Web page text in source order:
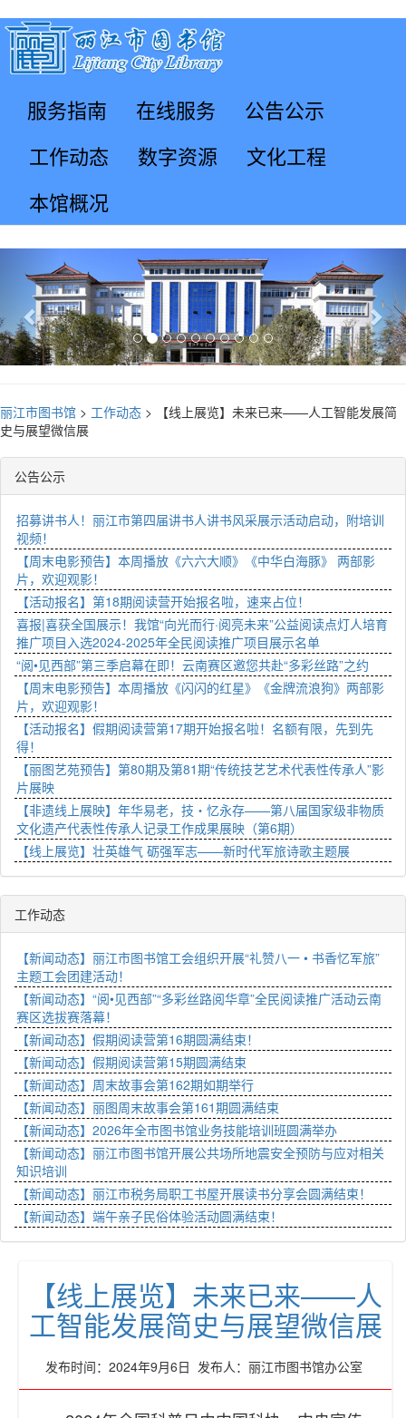
服务指南 在线服务
公告公示
工作动态
数字资源
文化工程
本馆概况
Previous
丽江市图书馆 > 工作动态 >
【线上展览】未来已来——人工智能发展简
史与展望微信展
公告公示
招募讲书人！丽江市第四届讲书人讲书风采展示活动启动，附培训
视频！
【周末电影预告】本周播放《六六大顺》《中华白海豚》 两部影
片，欢迎观影！
【活动报名】第18期阅读营开始报名啦，速来占位！
喜报|喜获全国展示！我馆“向光而行·阅亮未来”公益阅读点灯人培育
推广项目入选2024-2025年全民阅读推广项目展示名单
“阅•见西部”第三季启幕在即！云南赛区邀您共赴“多彩丝路”之约
【周末电影预告】本周播放《闪闪的红星》《金牌流浪狗》两部影
片，欢迎观影！
【活动报名】假期阅读营第17期开始报名啦！名额有限，先到先
得！
【丽图艺苑预告】第80期及第81期“传统技艺艺术代表性传承人”影
片展映
【非遗线上展映】年华易老，技・忆永存——第八届国家级非物质
文化遗产代表性传承人记录工作成果展映（第6期）
【线上展览】壮英雄气 砺强军志——新时代军旅诗歌主题展
工作动态
【新闻动态】丽江市图书馆工会组织开展“礼赞八一 • 书香忆军旅”
主题工会团建活动！
【新闻动态】“阅•见西部”“多彩丝路阅华章”全民阅读推广活动云南
赛区选拔赛落幕！
【新闻动态】假期阅读营第16期圆满结束！
【新闻动态】假期阅读营第15期圆满结束
【新闻动态】周末故事会第162期如期举行
【新闻动态】丽图周末故事会第161期圆满结束
【新闻动态】2026年全市图书馆业务技能培训班圆满举办
【新闻动态】丽江市图书馆开展公共场所地震安全预防与应对相关
知识培训
【新闻动态】丽江市税务局职工书屋开展读书分享会圆满结束！
【新闻动态】端午亲子民俗体验活动圆满结束！
【线上展览】未来已来——人
工智能发展简史与展望微信展
发布时间：2024年9月6日 发布人：丽江市图书馆办公室